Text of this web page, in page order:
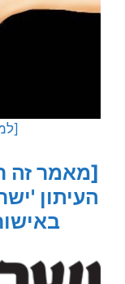
[מאמר זה
העיתון